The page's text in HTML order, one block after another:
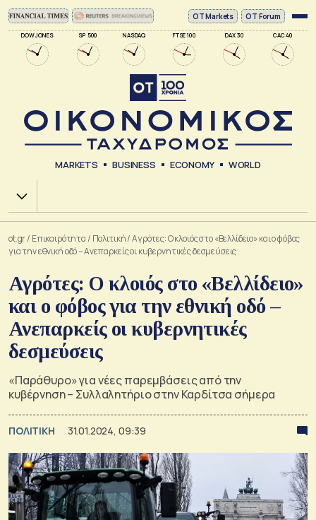
DOW JONES SP 500 NASDAQ FTSE 100 DAX 30 CAC 40
ΟΤ Markets OT Forum
MARKETS BUSINESS ECONOMY WORLD
Χ.Α.
ot.gr/ Επικαιρότητα / Πολιτική/Αγρότες: Ο κλοιός στο «Βελλίδειο» και ο φόβος
για την εθνική οδό – Ανεπαρκείς οι κυβερνητικές δεσμεύσεις
Αγρότες: Ο κλοιός στο «Βελλίδειο»
και ο φόβος για την εθνική οδό –
Ανεπαρκείς οι κυβερνητικές
δεσμεύσεις
«Παράθυρο» για νέες παρεμβάσεις από την
κυβέρνηση – Συλλαλητήριο στην Καρδίτσα σήμερα
ΠΟΛΙΤΙΚΗ 31.01.2024, 09:39